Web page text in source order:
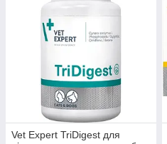
Vet Expert TriDigest для